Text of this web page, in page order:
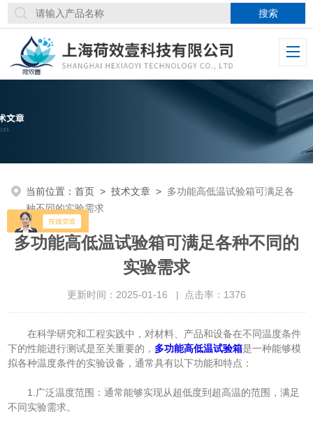
当前位置：首页 >技术文章 > 多功能高低温试验箱可满足各
种不同的实验需求
多功能高低温试验箱可满足各种不同的
实验需求
更新时间：2025-01-16 | 点击率：1376
在科学研究和工程实践中，对材料、产品和设备在不同温度条件
下的性能进行测试是至关重要的， 多功能高低温试验箱是一种能够模
拟各种温度条件的实验设备，通常具有以下功能和特点：
1.广泛温度范围：通常能够实现从超低度到超高温的范围，满足
不同实验需求。